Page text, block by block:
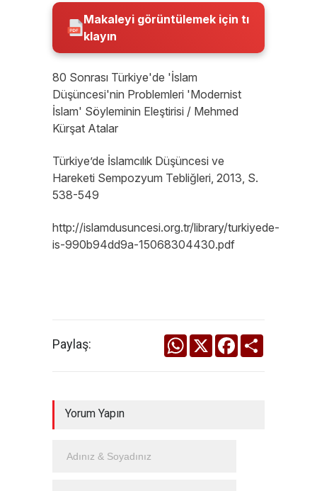
Makaleyi görüntülemek için tı
klayın
80 Sonrası Türkiye'de 'İslam
Düşüncesi'nin Problemleri 'Modernist
İslam' Söyleminin Eleştirisi / Mehmed
Kürşat Atalar
Türkiye’de İslamcılık Düşüncesi ve
Hareketi Sempozyum Tebliğleri, 2013, S.
538-549
http://islamdusuncesi.org.tr/library/turkiyede-
is-990b94dd9a-15068304430.pdf
Paylaş: WhatsApp
X Facebook
Yorum Yapın